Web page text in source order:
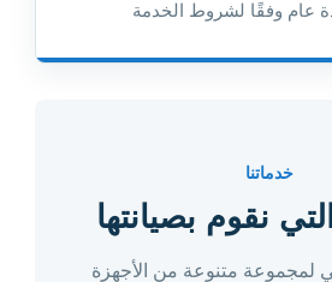
عام وفقًا لشروط الخدمة
خدماتنا
نقوم بصيانتها
لمجموعة متنوعة من الأجهزة